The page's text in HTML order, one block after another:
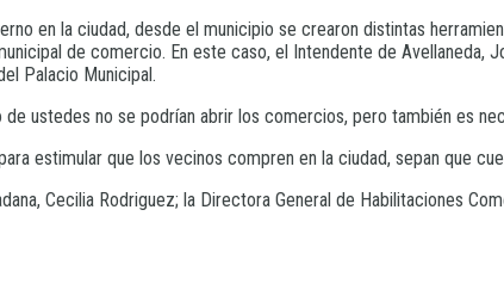
en la ciudad, desde el municipio se crearon distintas
de comercio. En este caso, el Intendente de
Palacio Municipal.
ustedes no se podrían abrir los comercios, pero también es
estimular que los vecinos compren en la ciudad, sepan que
Cecilia Rodriguez; la Directora General de Habilitaciones